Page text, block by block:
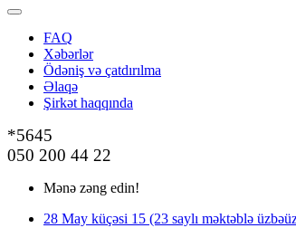
FAQ
Xəbərlər
Ödəniş və çatdırılma
Əlaqə
Şirkət haqqında
*5645
050 200 44 22
Mənə zəng edin!
28 May küçəsi 15 (23 saylı məktəblə